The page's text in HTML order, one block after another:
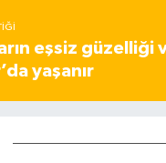
eşsiz güzelliği
yaşanır